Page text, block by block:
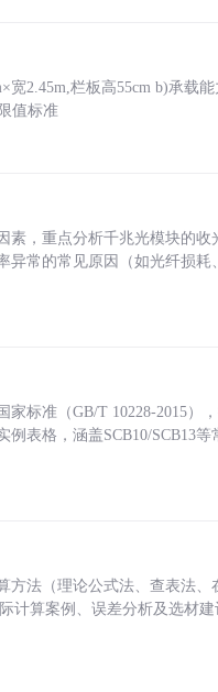
2.45m,栏板高55cm b)承载
值标准
，重点分析千兆光模块的收
异常的常见原因（如光纤损
标准（GB/T 10228-2015）
表格，涵盖SCB10/SCB13
法（理论公式法、查表法
计算案例、误差分析及选材